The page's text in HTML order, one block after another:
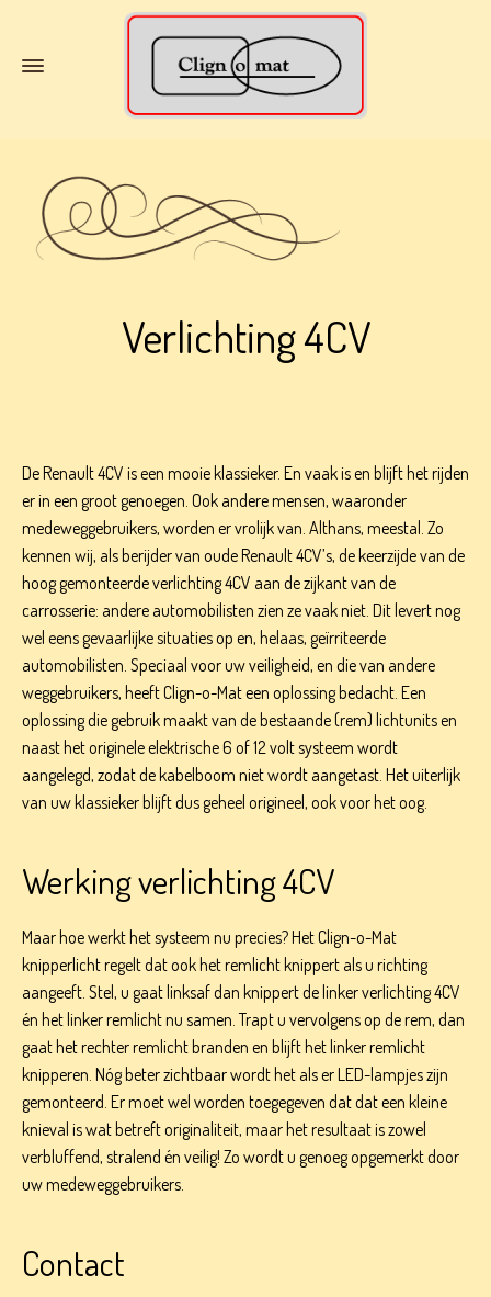
Verlichting 4CV
De Renault 4CV is een mooie klassieker. En vaak is en blijft het rijden
er in een groot genoegen. Ook andere mensen, waaronder
medeweggebruikers, worden er vrolijk van. Althans, meestal. Zo
kennen wij, als berijder van oude Renault 4CV’s, de keerzijde van de
hoog gemonteerde verlichting 4CV aan de zijkant van de
carrosserie: andere automobilisten zien ze vaak niet. Dit levert nog
wel eens gevaarlijke situaties op en, helaas, geïrriteerde
automobilisten. Speciaal voor uw veiligheid, en die van andere
weggebruikers, heeft Clign-o-Mat een oplossing bedacht. Een
oplossing die gebruik maakt van de bestaande (rem) lichtunits en
naast het originele elektrische 6 of 12 volt systeem wordt
aangelegd, zodat de kabelboom niet wordt aangetast. Het uiterlijk
van uw klassieker blijft dus geheel origineel, ook voor het oog.
Werking verlichting 4CV
Maar hoe werkt het systeem nu precies? Het Clign-o-Mat
knipperlicht regelt dat ook het remlicht knippert als u richting
aangeeft. Stel, u gaat linksaf dan knippert de linker verlichting 4CV
én het linker remlicht nu samen. Trapt u vervolgens op de rem, dan
gaat het rechter remlicht branden en blijft het linker remlicht
knipperen. Nóg beter zichtbaar wordt het als er LED-lampjes zijn
gemonteerd. Er moet wel worden toegegeven dat dat een kleine
knieval is wat betreft originaliteit, maar het resultaat is zowel
verbluffend, stralend én veilig! Zo wordt u genoeg opgemerkt door
uw medeweggebruikers.
Contact